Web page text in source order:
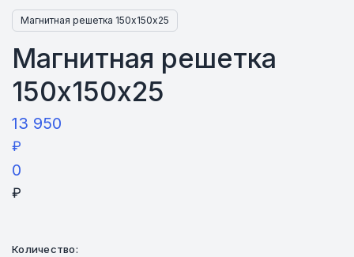
Магнитная решетка 150х150х25
Магнитная решетка
150х150х25
13 950
₽
0
₽
Количество: